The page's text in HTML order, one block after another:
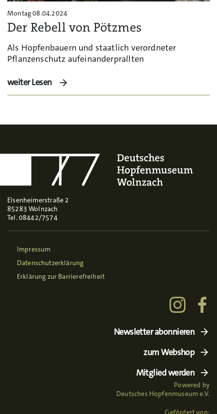
Montag 08.04.2024
Der Rebell von Pötzmes
Als Hopfenbauern und staatlich verordneter
Pflanzenschutz aufeinanderprallten
weiter Lesen
Elsenheimerstraße 2
85283 Wolnzach
Tel. 08442/7574
Impressum
Datenschutzerklärung
Erklärung zur Barrierefreiheit
Newsletter abonnieren
zum Webshop
Mitglied werden
Powered by
Deutsches Hopfenmuseum e.V.
Gefördert von: